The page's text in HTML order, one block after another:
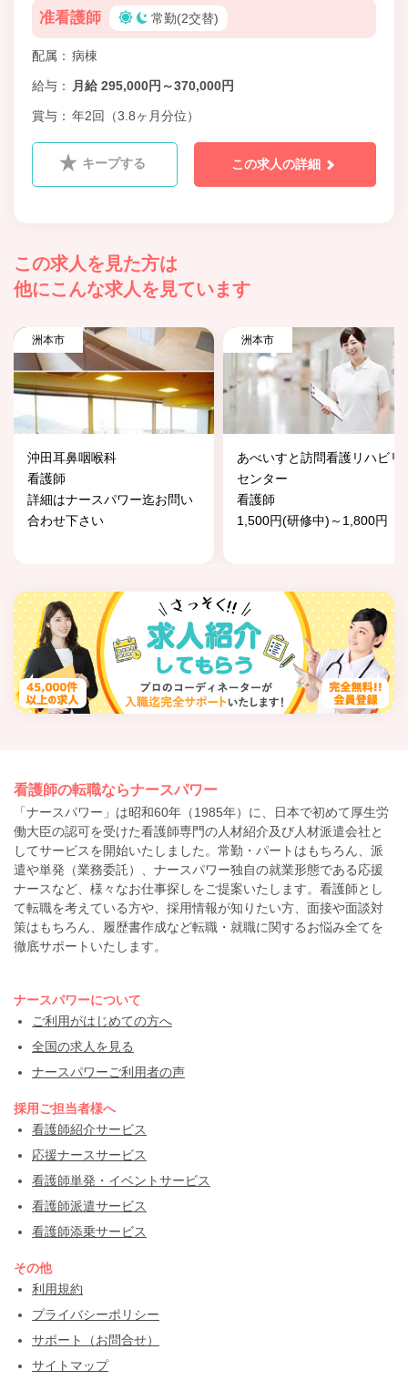
准看護師 常勤(2交替)
配属 病棟
給与 月給 295,000円～370,000円
賞与 年2回（3.8ヶ月分位）
キープする この求人の詳細
この求人を見た方は
他にこんな求人を見ています
洲本市
沖田耳鼻咽喉科
看護師
詳細はナースパワー迄お問い
合わせ下さい
洲本市
あべいすと訪問看護リハビリ
センター
看護師
1,500円(研修中)～1,800円
看護師の転職ならナースパワー
「ナースパワー」は昭和60年（1985年）に、日本で初めて厚生労
働大臣の認可を受けた看護師専門の人材紹介及び人材派遣会社と
してサービスを開始いたしました。常勤・パートはもちろん、派
遣や単発（業務委託）、ナースパワー独自の就業形態である応援
ナースなど、様々なお仕事探しをご提案いたします。看護師とし
て転職を考えている方や、採用情報が知りたい方、面接や面談対
策はもちろん、履歴書作成など転職・就職に関するお悩み全てを
徹底サポートいたします。
ナースパワーについて
ご利用がはじめての方へ
全国の求人を見る
ナースパワーご利用者の声
採用ご担当者様へ
看護師紹介サービス
応援ナースサービス
看護師単発・イベントサービス
看護師派遣サービス
看護師添乗サービス
その他
利用規約
プライバシーポリシー
サポート（お問合せ）
サイトマップ